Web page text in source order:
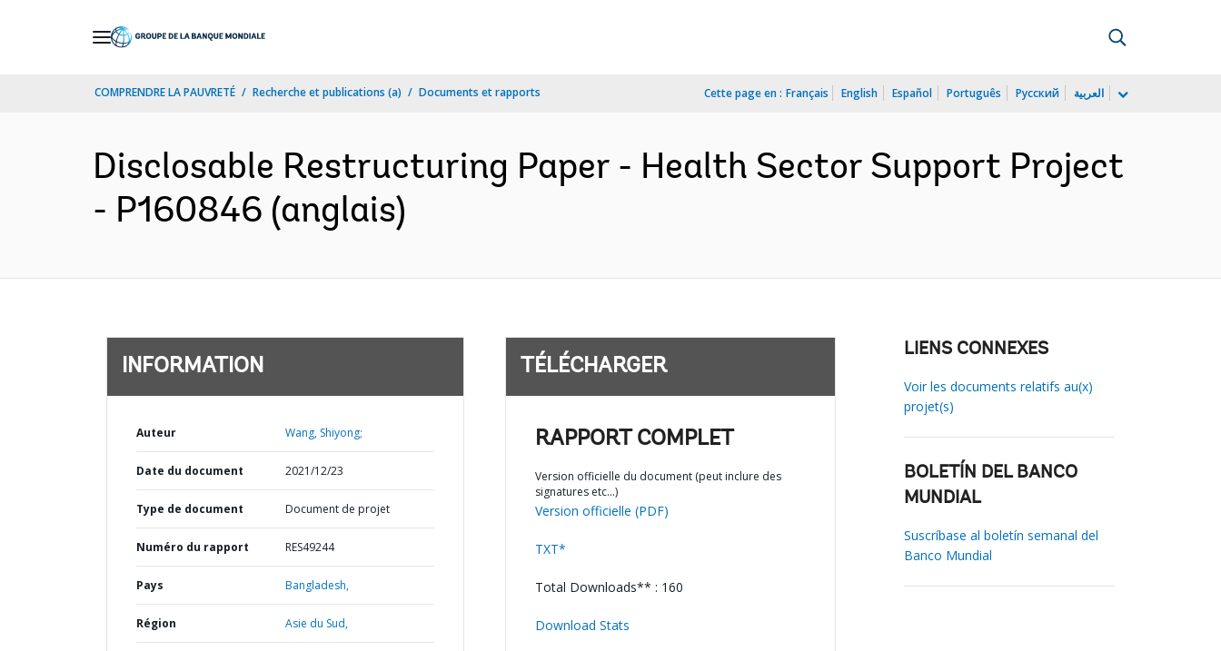
COMPRENDRE LA PAUVRETÉ Recherche et publications (a) Documents et rapports Cette page en : Français English Español Português Русский العربية
Disclosable Restructuring Paper - Health Sector Support Project
- P160846 (anglais)
INFORMATION
Auteur Wang, Shiyong;
Date du document 2021/12/23
Type de document Document de projet
Numéro du rapport RES49244
Pays Bangladesh,
Région Asie du Sud,
TÉLÉCHARGER
RAPPORT COMPLET
Version officielle du document (peut inclure des
signatures etc…)
Version officielle (PDF)
TXT*
Total Downloads** : 160
Download Stats
LIENS CONNEXES
Voir les documents relatifs au(x)
projet(s)
BOLETÍN DEL BANCO
MUNDIAL
Suscríbase al boletín semanal del
Banco Mundial